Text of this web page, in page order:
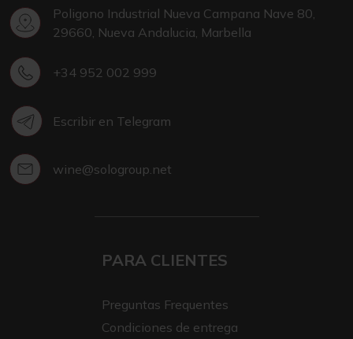
Poligono Industrial Nueva Campana Nave 80,
29660, Nueva Andalucia, Marbella
+34 952 002 999
Escribir en Telegram
wine@sologroup.net
PARA CLIENTES
Preguntas Frequentes
Condiciones de entrega